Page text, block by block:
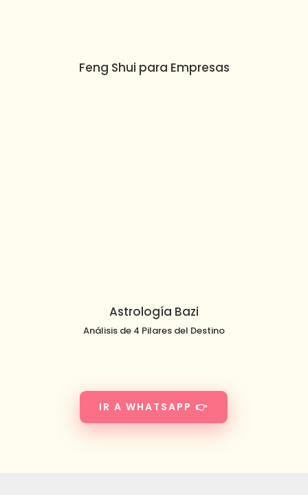
Feng Shui para Empresas
Astrología Bazi
Análisis de 4 Pilares del Destino
IR A WHATSAPP 👉